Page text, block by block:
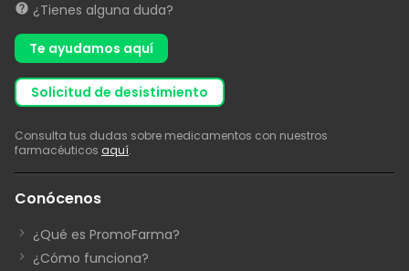
¿Tienes alguna duda?
Te ayudamos aquí
solicitud de desistimiento
Consulta tus dudas sobre medicamentos con nuestros
farmacéuticos aquí.
Conócenos
¿Qué es PromoFarma?
¿Cómo funciona?